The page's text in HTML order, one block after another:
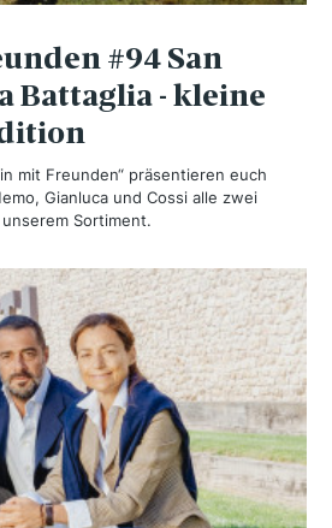
#94 San
Battaglia - kleine
mit Freunden“ präsentieren euch
Gianluca und Cossi alle zwei
Sortiment.